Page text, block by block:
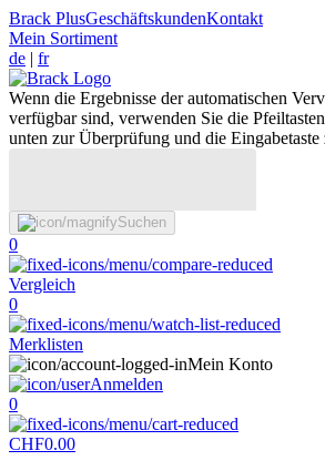
Brack PlusGeschäftskundenKontakt
Mein Sortiment
de | fr
Wenn die Ergebnisse der automatischen
verfügbar sind, verwenden Sie die
unten zur Überprüfung und die
Suchen
0
Vergleich
0
Merklisten
Mein Konto
Anmelden
0
CHF0.00